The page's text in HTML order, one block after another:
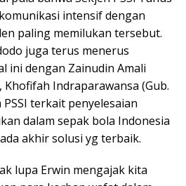
intensif dengan
paling memilukan tersebut.
juga terus menerus
ini dengan Zainudin Amali
Indraparawansa (Gub.
terkait penyelesaian
dalam sepak bola Indonesia
akhir solusi yg terbaik.
lupa Erwin mengajak kita